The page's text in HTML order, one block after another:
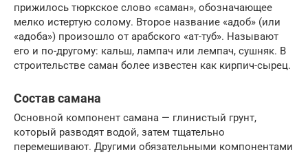
прижилось тюркское слово «саман», обозначающее
мелко истертую солому. Второе название «адоб» (или
«адоба») произошло от арабского «ат-туб». Называют
его и по-другому: кальш, лампач или лемпач, сушняк. В
строительстве саман более известен как кирпич-сырец.
Состав самана
Основной компонент самана — глинистый грунт,
который разводят водой, затем тщательно
перемешивают. Другими обязательными компонентами